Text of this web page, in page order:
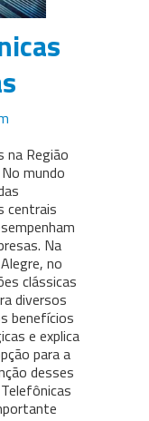
na Região
mundo
centrais
Na
no
clássicas
diversos
benefícios
e explica
para a
desses